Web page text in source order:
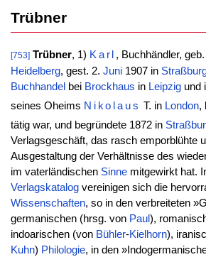
Trübner
[753] Trübner, 1) Karl , Buchhändler,
Heidelberg, gest. 2. Juni1907 in
Buchhandel bei Brockhaus in Leipzigund
seines Oheims Nikolaus T. in London,
tätig war, und begründete 1872 in
Verlagsgeschäft, das rasch emporblühte
Ausgestaltung der Verhältnisse des
im vaterländischen Sinnemitgewirkt hat.
Verlagskatalogvereinigen sich die
Wissenschaften, so in den verbreiteten
germanischen (hrsg. von Paul),
indoarischen (von Bühler-Kielhorn),
Kuhn) Philologie, in den